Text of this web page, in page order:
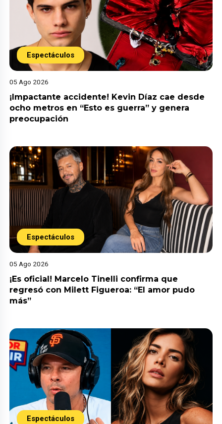
Espectáculos
05 Ago 2026
¡Impactante accidente! Kevin Díaz cae desde
ocho metros en “Esto es guerra” y genera
preocupación
Espectáculos
05 Ago 2026
¡Es oficial! Marcelo Tinelli confirma que
regresó con Milett Figueroa: “El amor pudo
más”
Espectáculos